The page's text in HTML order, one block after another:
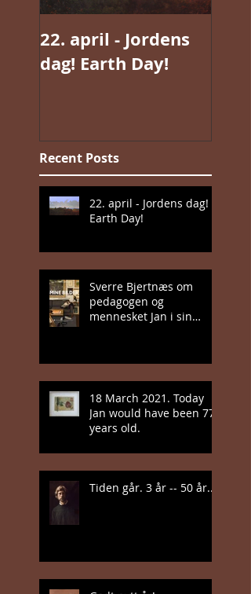
22. april - Jordens
dag! Earth Day!
Recent Posts
22. april - Jordens dag!
Earth Day!
Sverre Bjertnæs om
pedagogen og
mennesket Jan i sin
18 March 2021. Today
Jan would have been 77
years old.
Tiden går. 3 år -- 50 år...